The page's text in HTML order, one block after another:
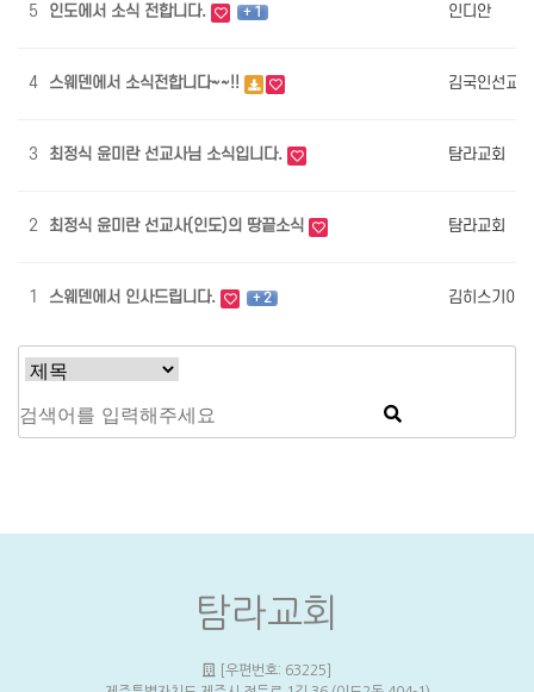
5 인도에서 소식 전합니다. + 1 인디안
4 스웨덴에서 소식전합니다~~!! 김국인선교사
3 최정식 윤미란 선교사님 소식입니다. 탐라교회
2 최정식 윤미란 선교사(인도)의 땅끝소식 탐라교회
1 스웨덴에서 인사드립니다. + 2 김히스기야
탐라교회
[우편번호: 63225]